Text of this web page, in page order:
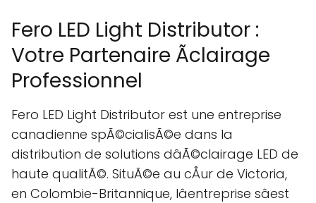
Fero LED Light Distributor :
Votre Partenaire Ãclairage
Professionnel
Fero LED Light Distributor est une entreprise
canadienne spÃ©cialisÃ©e dans la
distribution de solutions dâÃ©clairage LED de
haute qualitÃ©. SituÃ©e au cÅur de Victoria,
en Colombie-Britannique, lâentreprise sâest